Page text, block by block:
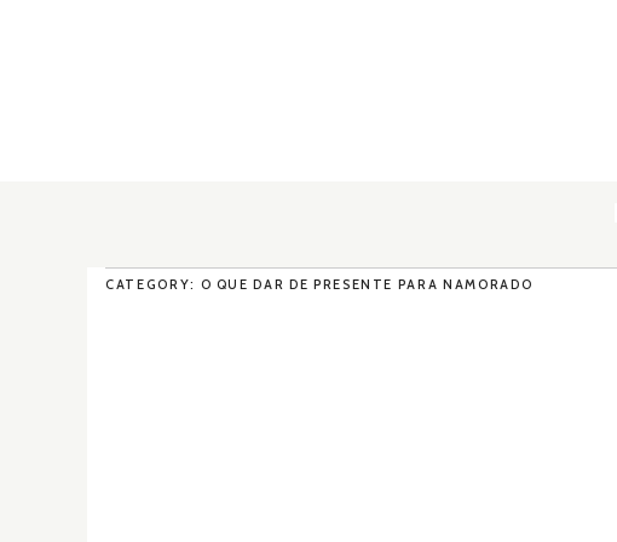
CATEGORY: O QUE DAR DE PRESENTE PARA NAMORADO